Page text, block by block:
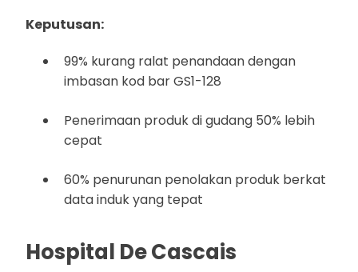
Keputusan:
99% kurang ralat penandaan dengan
imbasan kod bar GS1-128
Penerimaan produk di gudang 50% lebih
cepat
60% penurunan penolakan produk berkat
data induk yang tepat
Hospital De Cascais